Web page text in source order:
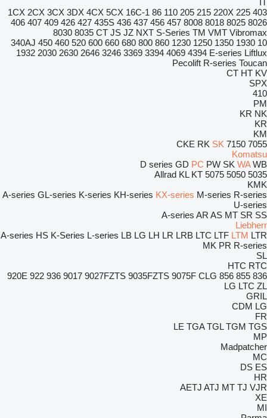
IT
1CX 2CX 3CX 3DX 4CX 5CX 16C-1 86 110 205 215 220X 225 403
406 407 409 426 427 435S 436 437 456 457 8008 8018 8025 8026
8030 8035 CT JS JZ NXT S-Series TM VMT Vibromax
10
340AJ 450 460 520 600 660 680 800 860 1230 1250 1350 1930
1932 2030 2630 2646 3246 3369 3394 4069 4394 E-series Liftlux
Pecolift R-series Toucan
CT HT KV
SPX
410
PM
KR NK
KR
KM
7055
7150
CKE RK SK
Komatsu
D series GD PC PW SK WA WB
5035
5050
5075
Allrad KL KT
KMK
A-series GL-series K-series KH-series KX-series M-series R-series
U-series
A-series AR AS MT SR SS
Liebherr
A-series HS K-Series L-series LB LG LH LR LRB LTC LTF LTM LTR
MK PR R-series
SL
HTC RTC
836
855
856
920E 922 936 9017 9027FZTS 9035FZTS 9075F CLG
LG LTC ZL
GRIL
CDM LG
FR
LE TGA TGL TGM TGS
MP
Madpatcher
MC
DS ES
HR
AETJ ATJ MT TJ VJR
XE
MI